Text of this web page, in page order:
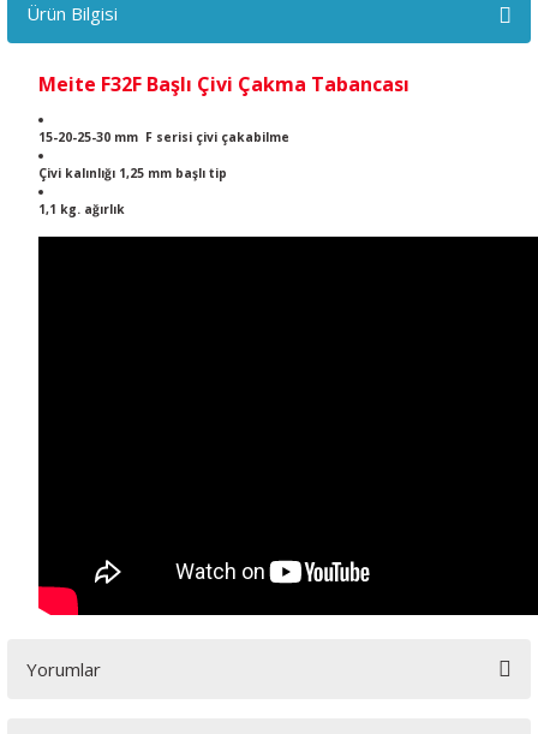
Ürün Bilgisi
Meite F32F Başlı Çivi Çakma Tabancası
15-20-25-30 mm F serisi çivi çakabilme
Çivi kalınlığı 1,25 mm başlı tip
1,1 kg. ağırlık
Yorumlar